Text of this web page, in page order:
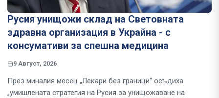
Русия унищожи склад на Световната
здравна организация в Украйна - с
консумативи за спешна медицина
9 Август, 2026
През миналия месец „Лекари без граници“ осъдиха
„умишлената стратегия на Русия за унищожаване на